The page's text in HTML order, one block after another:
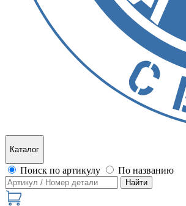
Каталог
Поиск по артикулу По названию
Найти